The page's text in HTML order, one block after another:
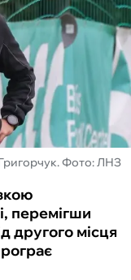
Фото: ЛНЗ
перемігши
другого місця